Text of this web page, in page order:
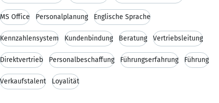
MS Office Personalplanung Englische Sprache
Kennzahlensystem Kundenbindung Beratung Vertriebsleitung
Direktvertrieb Personalbeschaffung Führungserfahrung Führung
Verkaufstalent Loyalität